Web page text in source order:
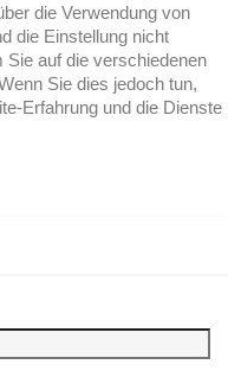
die Verwendung von
die Einstellung nicht
Sie auf die verschiedenen
Sie dies jedoch tun,
Erfahrung und die Dienste